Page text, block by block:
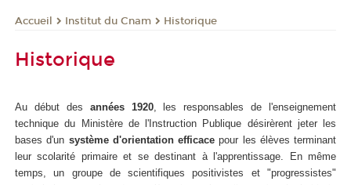
Accueil Institut du Cnam Historique
Historique
Au début des années 1920, les responsables de l'enseignement
technique du Ministère de l'Instruction Publique désirèrent jeter les
bases d'un système d'orientation efficace pour les élèves terminant
leur scolarité primaire et se destinant à l'apprentissage. En même
temps, un groupe de scientifiques positivistes et "progressistes"